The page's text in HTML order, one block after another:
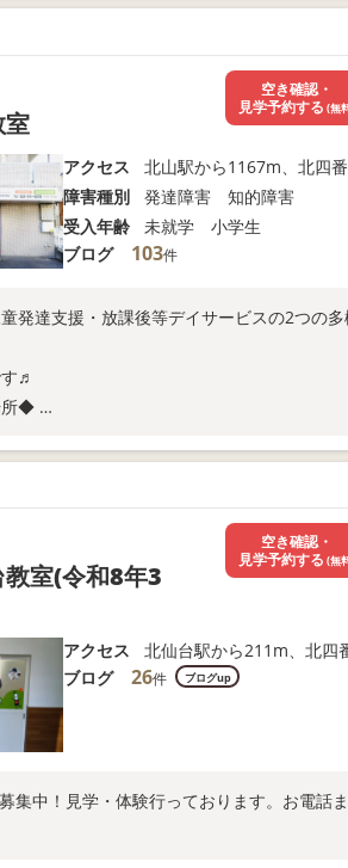
、以下よりお問い合わせください！
室
アクセス
北山駅から1167m、北四
障害種別
発達障害 知的障害
受入年齢
未就学 小学生
ブログ
103件
発達支援・放課後等デイサービスの2つの
♬
所◆
5分
空き確認・
見学予約する (無
室(令和8年3
アクセス
北仙台駅から211m、北四
ブログ
26件 ブログup
集中！見学・体験行っております。お電話
空き確認・
見学予約する (無